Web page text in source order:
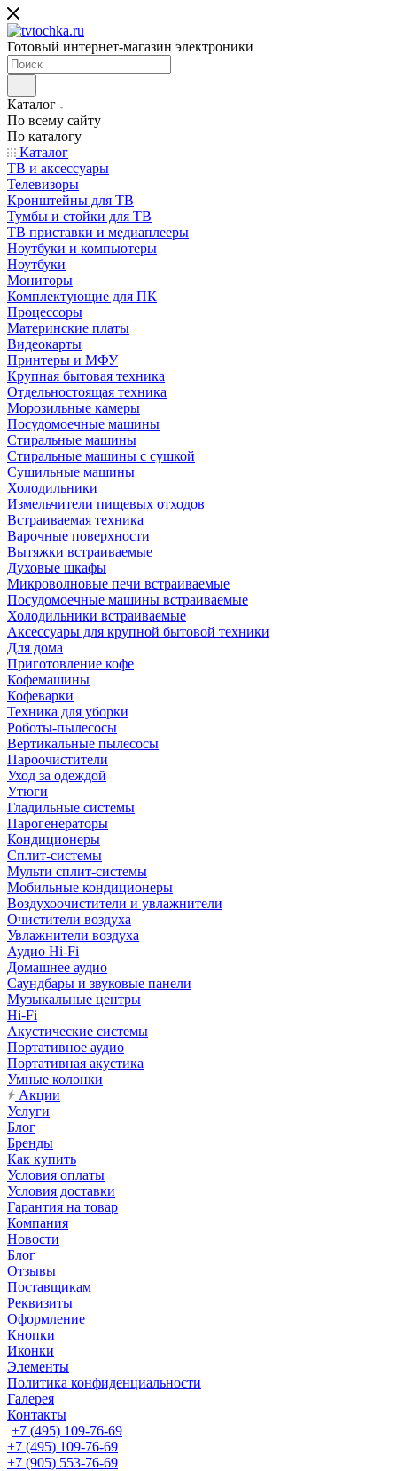
Готовый интернет-магазин электроники
Каталог
По всему сайту
По каталогу
Каталог
ТВ и аксессуары
Телевизоры
Кронштейны для ТВ
Тумбы и стойки для ТВ
ТВ приставки и медиаплееры
Ноутбуки и компьютеры
Ноутбуки
Мониторы
Комплектующие для ПК
Процессоры
Материнские платы
Видеокарты
Принтеры и МФУ
Крупная бытовая техника
Отдельностоящая техника
Морозильные камеры
Посудомоечные машины
Стиральные машины
Стиральные машины с сушкой
Сушильные машины
Холодильники
Измельчители пищевых отходов
Встраиваемая техника
Варочные поверхности
Вытяжки встраиваемые
Духовые шкафы
Микроволновые печи встраиваемые
Посудомоечные машины встраиваемые
Холодильники встраиваемые
Аксессуары для крупной бытовой техники
Для дома
Приготовление кофе
Кофемашины
Кофеварки
Техника для уборки
Роботы-пылесосы
Вертикальные пылесосы
Пароочистители
Уход за одеждой
Утюги
Гладильные системы
Парогенераторы
Кондиционеры
Сплит-системы
Мульти сплит-системы
Мобильные кондиционеры
Воздухоочистители и увлажнители
Очистители воздуха
Увлажнители воздуха
Аудио Hi-Fi
Домашнее аудио
Саундбары и звуковые панели
Музыкальные центры
Hi-Fi
Акустические системы
Портативное аудио
Портативная акустика
Умные колонки
Акции
Услуги
Блог
Бренды
Как купить
Условия оплаты
Условия доставки
Гарантия на товар
Компания
Новости
Блог
Отзывы
Поставщикам
Реквизиты
Оформление
Кнопки
Иконки
Элементы
Политика конфиденциальности
Галерея
Контакты
+7 (495) 109-76-69
+7 (495) 109-76-69
+7 (905) 553-76-69